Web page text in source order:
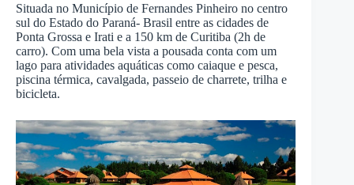
Situada no Município de Fernandes Pinheiro no centro
sul do Estado do Paraná- Brasil entre as cidades de
Ponta Grossa e Irati e a 150 km de Curitiba (2h de
carro). Com uma bela vista a pousada conta com um
lago para atividades aquáticas como caiaque e pesca,
piscina térmica, cavalgada, passeio de charrete, trilha e
bicicleta.